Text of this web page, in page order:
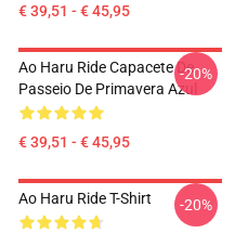
€ 39,51 - € 45,95
Ao Haru Ride Capacete De
Passeio De Primavera Azul
€ 39,51 - € 45,95
-20%
Ao Haru Ride T-Shirt -20%